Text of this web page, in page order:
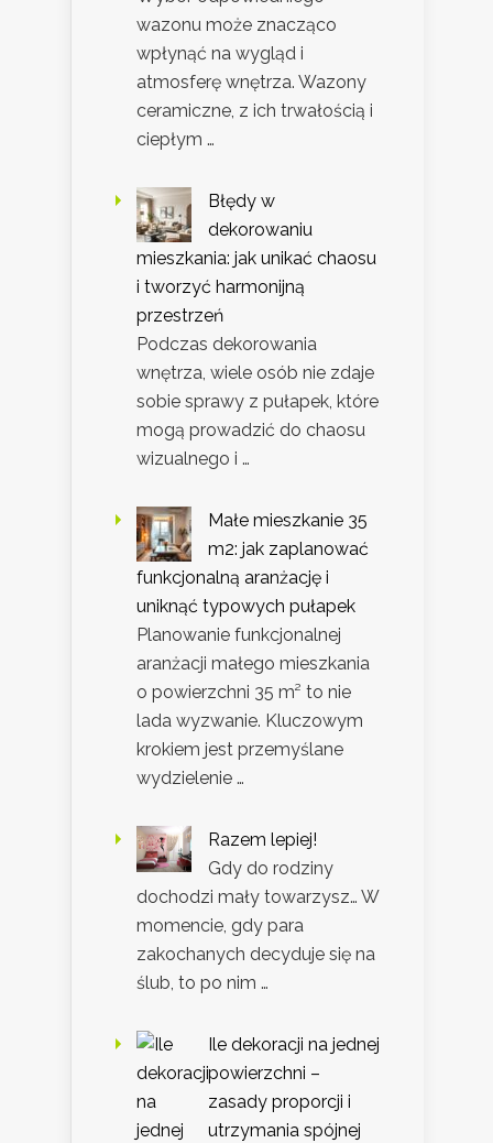
wazonu może znacząco
wpłynąć na wygląd i
atmosferę wnętrza. Wazony
ceramiczne, z ich trwałością i
ciepłym …
Błędy w
dekorowaniu
mieszkania: jak unikać chaosu
i tworzyć harmonijną
przestrzeń
Podczas dekorowania
wnętrza, wiele osób nie zdaje
sobie sprawy z pułapek, które
mogą prowadzić do chaosu
wizualnego i …
Małe mieszkanie 35
m2: jak zaplanować
funkcjonalną aranżację i
uniknąć typowych pułapek
Planowanie funkcjonalnej
aranżacji małego mieszkania
o powierzchni 35 m² to nie
lada wyzwanie. Kluczowym
krokiem jest przemyślane
wydzielenie …
Razem lepiej!
Gdy do rodziny
dochodzi mały towarzysz… W
momencie, gdy para
zakochanych decyduje się na
ślub, to po nim …
Ile dekoracji na jednej
powierzchni –
zasady proporcji i
utrzymania spójnej